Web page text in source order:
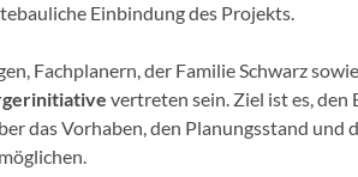
Einbindung des Projekts.
Fachplanern, der Familie Schwarz
vertreten sein. Ziel ist es, den
das Vorhaben, den Planungsstand und